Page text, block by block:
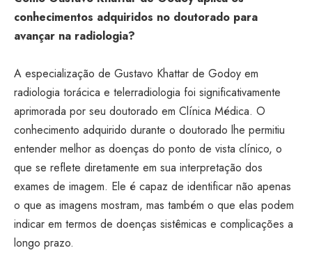
conhecimentos adquiridos no doutorado para
avançar na radiologia?
A especialização de Gustavo Khattar de Godoy em
radiologia torácica e telerradiologia foi significativamente
aprimorada por seu doutorado em Clínica Médica. O
conhecimento adquirido durante o doutorado lhe permitiu
entender melhor as doenças do ponto de vista clínico, o
que se reflete diretamente em sua interpretação dos
exames de imagem. Ele é capaz de identificar não apenas
o que as imagens mostram, mas também o que elas podem
indicar em termos de doenças sistêmicas e complicações a
longo prazo.